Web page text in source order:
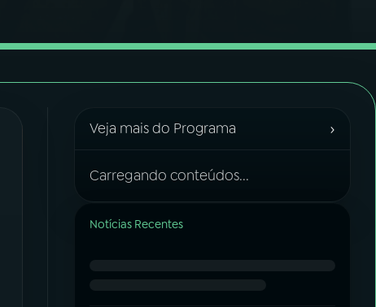
Veja mais do Programa ›
Carregando conteúdos...
Notícias Recentes